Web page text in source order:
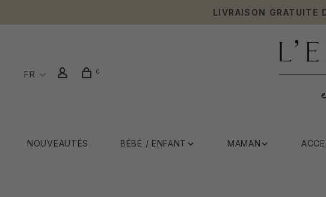
LIVRAISON GRATUITE
FR 0
NOUVEAUTÉS BÉBÉ / ENFANT MAMAN